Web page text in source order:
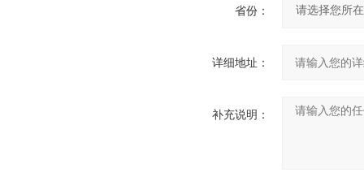
省份：
详细地址：
补充说明：